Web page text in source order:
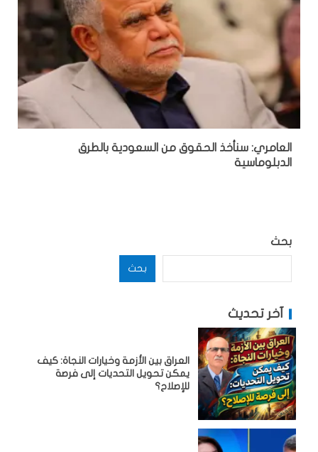
العامري: سنأخذ الحقوق من السعودية بالطرق
الدبلوماسية
بحث
بحث
آخر تحديث
العراق بين الأزمة وخيارات النجاة: كيف
يمكن تحويل التحديات إلى فرصة
للإصلاح؟